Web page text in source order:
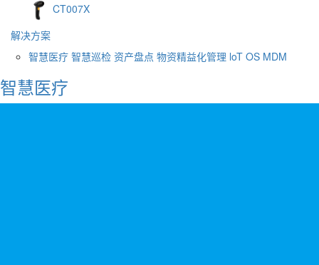
CT007X
解决方案
智慧医疗 智慧巡检 资产盘点 物资精益化管理 loT OS MDM
智慧医疗